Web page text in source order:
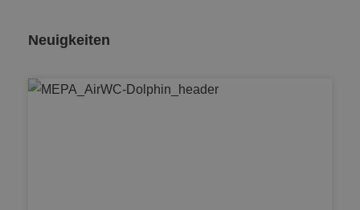
Neuigkeiten